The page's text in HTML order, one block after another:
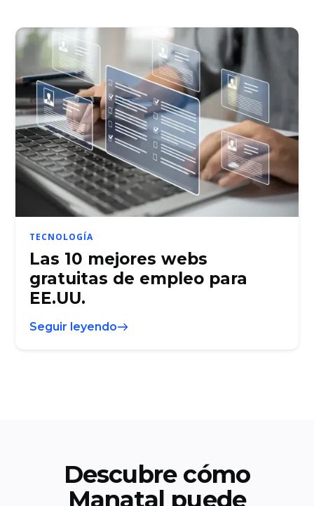
TECNOLOGÍA
Las 10 mejores webs
gratuitas de empleo para
EE.UU.
Seguir leyendo
Descubre cómo
Manatal puede